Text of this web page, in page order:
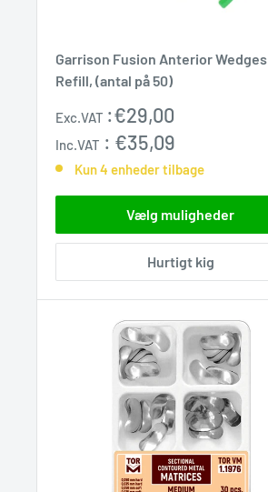
Garrison Fusion Anterior Wedges
Refill, (antal på 50)
Udsalgspris
Exc.VAT :€29,00
Inc.VAT : €35,09
Kun 4 enheder tilbage
Vælg muligheder
Hurtigt kig